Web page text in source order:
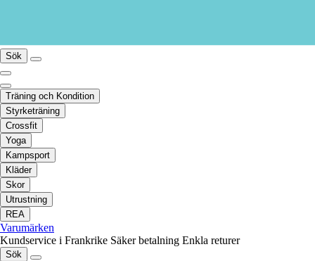
Sök
Träning och Kondition
Styrketräning
Crossfit
Yoga
Kampsport
Kläder
Skor
Utrustning
REA
Varumärken
Kundservice i Frankrike Säker betalning Enkla returer
Sök